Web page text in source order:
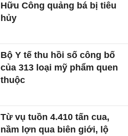
Hữu Công quảng bá bị tiêu
hủy
Bộ Y tế thu hồi số công bố
của 313 loại mỹ phẩm quen
thuộc
Từ vụ tuồn 4.410 tấn cua,
nầm lợn qua biên giới, lộ